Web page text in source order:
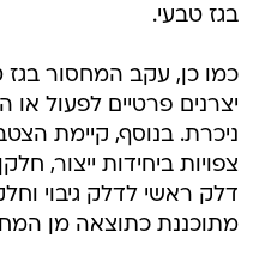
בגז טבעי.
כמו כן, עקב המחסור
יצרנים פרטיים לפעול או
ניכרת. בנוסף, קיימת
צפויות ביחידות ייצור,
דלק ראשי לדלק גיבוי
מתוכננת כתוצאה מן